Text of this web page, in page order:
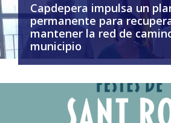
Capdepera impulsa un
permanente para
mantener la red de
municipio